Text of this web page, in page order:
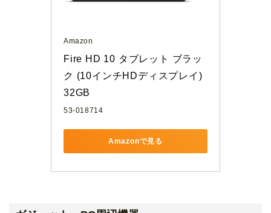
Amazon
Fire HD 10 タブレット ブラッ
ク (10インチHDディスプレイ)
32GB
53-018714
Amazonで見る